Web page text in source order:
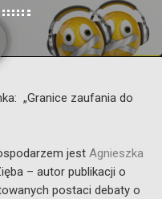
„Granice zaufania do
jest Agnieszka
– autor publikacji o
postaci debaty o